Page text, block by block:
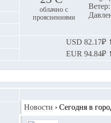
облачно с
прояснениями
USD 82.17₽
EUR 94.84₽
Новости › Сегодня в